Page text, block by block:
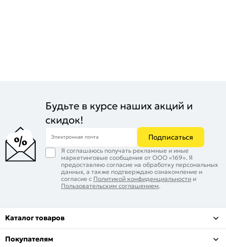
Будьте в курсе наших акций и
скидок!
Электронная почта Подписаться
Я соглашаюсь получать рекламные и иные
маркетинговые сообщения от ООО «169». Я
предоставляю согласие на обработку персональных
данных, а также подтверждаю ознакомление и
согласие с Политикой конфиденциальности и
Пользовательским соглашением.
Каталог товаров
Покупателям